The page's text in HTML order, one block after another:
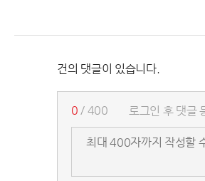
건의 댓글이 있습니다.
로그인 후 댓글
0 / 400